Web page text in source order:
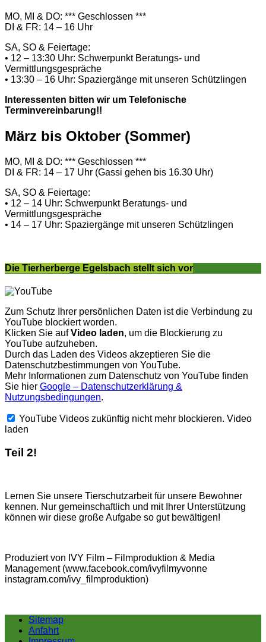
MO, MI & DO: *** Geschlossen ***
DI & FR: 14 – 16 Uhr
SA, SO & Feiertage:
• 12 – 13:30 Uhr: Schwerpunkt Beratungs- und
Vermittlungsgespräche
• 13:30 – 16 Uhr: Spaziergänge mit unseren Schützlingen
Interessenten bitten wir um Telefonische
Terminvereinbarung!!
März bis Oktober (Sommer)
MO, MI & DO: *** Geschlossen ***
DI & FR: 14 – 17 Uhr (Gassi gehen bis 16.30 Uhr)
SA, SO & Feiertage:
• 12 – 14 Uhr: Schwerpunkt Beratungs- und
Vermittlungsgespräche
• 14 – 17 Uhr: Spaziergänge mit unseren Schützlingen
Die Tierherberge Egelsbach stellt sich vor
Zum Schutz Ihrer persönlichen Daten ist die Verbindung zu
YouTube blockiert worden.
Klicken Sie aufVideo laden, um die Blockierung zu
YouTube aufzuheben.
Durch das Laden des Videos akzeptieren Sie die
Datenschutzbestimmungen von YouTube.
Mehr Informationen zum Datenschutz von YouTube finden
Sie hier Google – Datenschutzerklärung &
Nutzungsbedingungen.
YouTube Videos zukünftig nicht mehr blockieren. Video
laden
Teil 2!
Lernen Sie unsere Tierschutzarbeit für unsere Bewohner
kennen. Nur gemeinschaftlich und mit Ihrer Unterstützung
können wir diese große Aufgabe so gut bewältigen!
Produziert von IVY Film – Filmproduktion & Media
Management (www.facebook.com/ivyfilmyvonne
instagram.com/ivy_filmproduktion)
Sitemap
Anfahrt